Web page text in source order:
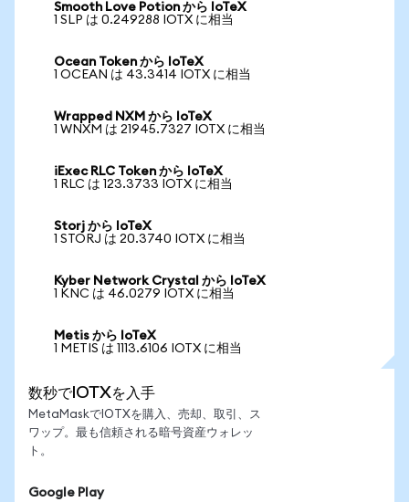
Smooth Love Potion から IoTeX
1 SLP は 0.249288 IOTX に相当
Ocean Token から IoTeX
1 OCEAN は 43.3414 IOTX に相当
Wrapped NXM から IoTeX
1 WNXM は 21945.7327 IOTX に相当
iExec RLC Token から IoTeX
1 RLC は 123.3733 IOTX に相当
Storj から IoTeX
1 STORJ は 20.3740 IOTX に相当
Kyber Network Crystal から IoTeX
1 KNC は 46.0279 IOTX に相当
Metis から IoTeX
1 METIS は 1113.6106 IOTX に相当
数秒でIOTXを入手
MetaMaskでIOTXを購入、売却、取引、ス
ワップ。最も信頼される暗号資産ウォレッ
ト。
Google Play